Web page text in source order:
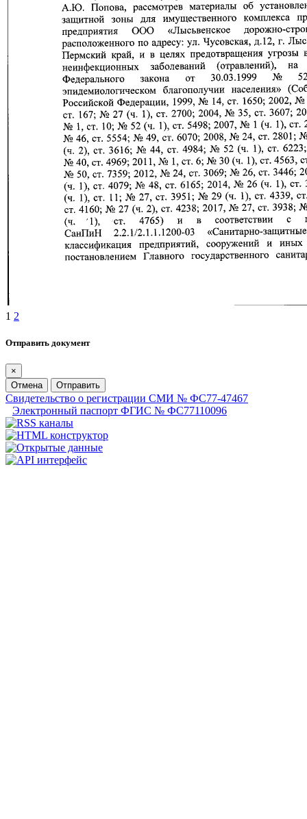
1 2
Отправить документ
×
Отмена
Отправить
Свидетельство о регистрации СМИ № ФС77-47467
Электронный паспорт ФГИС № ФС77110096